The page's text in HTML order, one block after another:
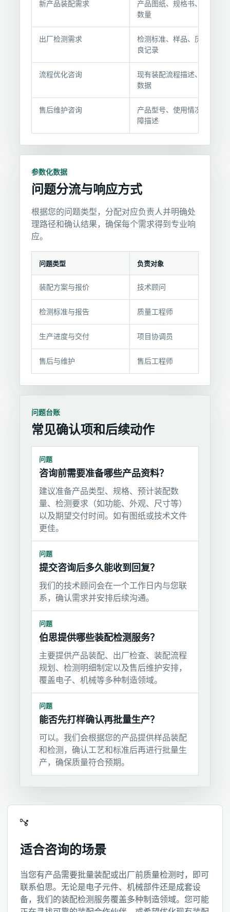
要
点
新产品装配需求
产品图纸、规格书、装配
数量
出厂检测需求
检测标准、样品、历史不
良记录
流程优化咨询
现有装配流程描述、产能
数据
售后维护咨询
产品型号、使用情况、故
障描述
参数化数据
问题分流与响应方式
根据您的问题类型，分配对应负责人并明确处
理路径和确认结果，确保每个需求得到专业响
应。
问
问题类型 负责对象
装配方案与报价 技术顾问
检测标准与报告 质量工程师
生产进度与交付 项目协调员
售后与维护 售后工程师
问题台账
常见确认项和后续动作
问题
咨询前需要准备哪些产品资料？
建议准备产品类型、规格、预计装配数
量、检测要求（如功能、外观、尺寸等）
以及期望交付时间。如有图纸或技术文件
更佳。
问题
提交咨询后多久能收到回复？
我们的技术顾问会在一个工作日内与您联
系，确认需求并安排后续沟通。
问题
伯思提供哪些装配检测服务？
主要提供产品装配、出厂检查、装配流程
规划、检测明细制定以及售后维护安排，
覆盖电子、机械等多种制造领域。
问题
能否先打样确认再批量生产？
可以。我们会根据您的产品提供样品装配
和检测，确认工艺和标准后再进行批量生
产，确保质量符合预期。
适合咨询的场景
当您有产品需要批量装配或出厂前质量检测时，即可
联系伯思。无论是电子元件、机械部件还是成套设
备，我们的装配检测服务覆盖多种制造领域。您可能